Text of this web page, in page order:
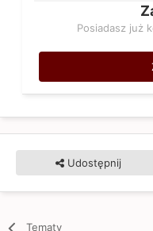
Posiadasz już
Udostępnij
Tematy